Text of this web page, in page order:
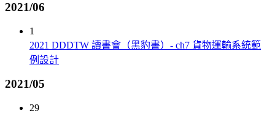
2021/06
1
2021 DDDTW 讀書會（黑豹書）- ch7 貨物運輸系統範
例設計
2021/05
29